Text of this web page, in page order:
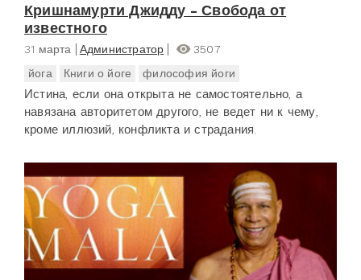
Кришнамурти Джидду - Свобода от
известного
31 марта Администратор
3507
йога
Книги о йоге философия йоги
Истина, если она открыта не самостоятельно, а
навязана авторитетом другого, не ведет ни к чему,
кроме иллюзий, конфликта и страдания.